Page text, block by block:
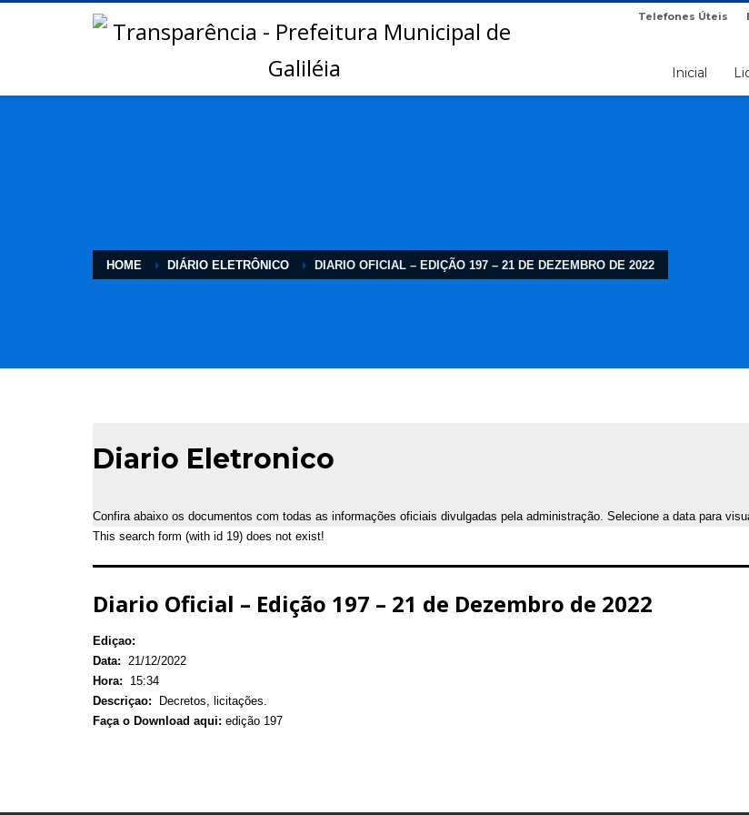
Telefones Úteis
Inicial
HOME DIÁRIO ELETRÔNICO DIARIO OFICIAL – EDIÇÃO 197 – 21 DE DEZEMBRO DE 2022
Diario Eletronico
Confira abaixo os documentos com todas as informações oficiais divulgadas pela administração. Selecione a data para
This search form (with id 19) does not exist!
Diario Oficial – Edição 197 – 21 de Dezembro de 2022
Ediçao:
Data: 21/12/2022
Hora:
15:34
Descriçao:
Decretos, licitações.
Faça o Download aqui: edição 197